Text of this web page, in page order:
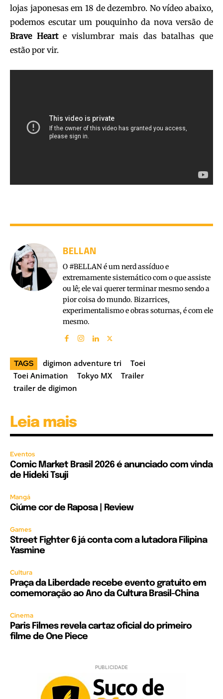
lojas japonesas em 18 de dezembro. No vídeo abaixo,
podemos escutar um pouquinho da nova versão de
Brave Hearte vislumbrar mais das batalhas que
estão por vir.
BELLAN
O #BELLAN é um nerd assíduo e
extremamente sistemático com o que assiste
ou lê; ele vai querer terminar mesmo sendo a
pior coisa do mundo. Bizarrices,
experimentalismo e obras soturnas, é com ele
mesmo.
TAGS digimon adventure tri
Toei
Toei Animation
Tokyo MX
Trailer
trailer de digimon
Leia mais
Eventos
Comic Market Brasil 2026 é anunciado com vinda
de Hideki Tsuji
Mangá
Ciúme cor de Raposa | Review
Games
Street Fighter 6 já conta com a lutadora Filipina
Yasmine
Cultura
Praça da Liberdade recebe evento gratuito em
comemoração ao Ano da Cultura Brasil-China
Cinema
Paris Filmes revela cartaz oficial do primeiro
filme de One Piece
PUBLICIDADE